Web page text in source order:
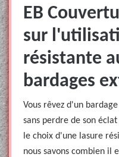
EB
sur
résistante
bardages
Vous rêvez d'un
sans perdre de son
le choix d'une lasure
nous savons combien il